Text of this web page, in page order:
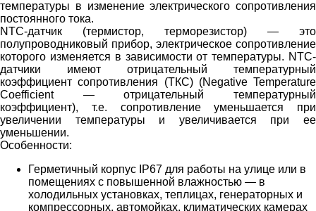
температуры в изменение электрического сопротивления
постоянного тока.
NTC-датчик (термистор, терморезистор) — это
полупроводниковый прибор, электрическое сопротивление
которого изменяется в зависимости от температуры. NТС-
датчики имеют отрицательный температурный
коэффициент сопротивления (ТКС) (Negative Temperature
Coefficient — отрицательный температурный
коэффициент), т.е. сопротивление уменьшается при
увеличении температуры и увеличивается при ее
уменьшении.
Особенности:
Герметичный корпус IP67 для работы на улице или в
помещениях с повышенной влажностью — в
холодильных установках, теплицах, генераторных и
компрессорных, автомойках, климатических камерах